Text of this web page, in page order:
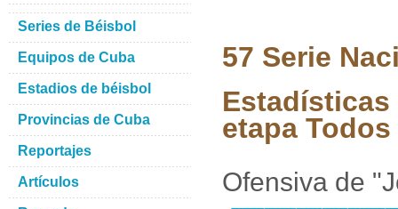
57 Serie
Estadísticas
etapa
Ofensiva de
Series de Béisbol
Equipos de Cuba
Estadios de béisbol
Provincias de Cuba
Reportajes
Artículos